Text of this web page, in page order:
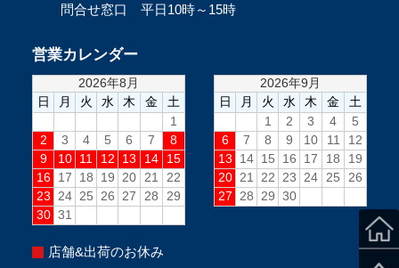
問合せ窓口 平日10時～15時
営業カレンダー
店舗&出荷のお休み